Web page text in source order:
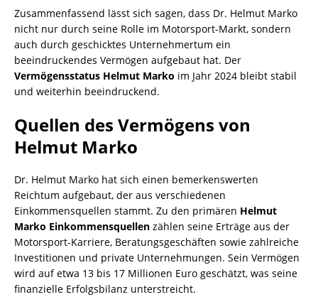
Zusammenfassend lässt sich sagen, dass Dr. Helmut Marko
nicht nur durch seine Rolle im Motorsport-Markt, sondern
auch durch geschicktes Unternehmertum ein
beeindruckendes Vermögen aufgebaut hat. Der
Vermögensstatus Helmut Marko im Jahr 2024 bleibt stabil
und weiterhin beeindruckend.
Quellen des Vermögens von
Helmut Marko
Dr. Helmut Marko hat sich einen bemerkenswerten
Reichtum aufgebaut, der aus verschiedenen
Einkommensquellen stammt. Zu den primären Helmut
Marko Einkommensquellen zählen seine Erträge aus der
Motorsport-Karriere, Beratungsgeschäften sowie zahlreiche
Investitionen und private Unternehmungen. Sein Vermögen
wird auf etwa 13 bis 17 Millionen Euro geschätzt, was seine
finanzielle Erfolgsbilanz unterstreicht.